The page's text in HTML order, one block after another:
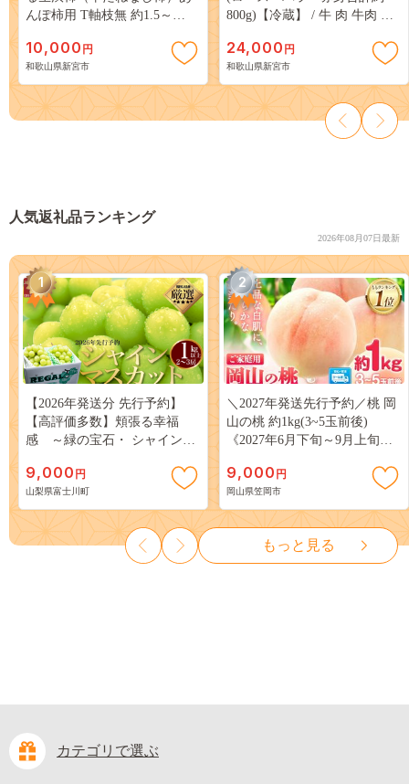
んぽ柿用 T軸枝無 約1.5～
旬～順次発送＞-
AP【art018B】
10,000 円
和歌山県新宮市
800g)【冷蔵】 / 牛 肉 牛肉 紀
き肉 800g【tnk130-1】
24,000 円
和歌山県新宮市
人気返礼品ランキング
2026年08月07日最新
1
【2026年発送分 先行予約】
【高評価多数】頬張る幸福
感 ～緑の宝石・ シャインマ
３房） フルーツ 山梨県産 果
物 くだもの シャイン マスカ
ット ぶどう ブドウ 葡萄 大粒
種なし 先行予約 富士川町
10000円 一万円 9000円 九千円
9,000 円
山梨県富士川町
2
＼2027年発送先行予約／桃 岡
山の桃 約1kg(3~5玉前後)
《2027年6月下旬～9月上旬頃
岡山 はくとう スイーツ フル
ーツ 果物 デザート 旬 モモ も
も 先行予約 送料無料 果物 岡
山県 笠岡市 清水白桃 白鳳 白
麗 クール便---
kasaoka_zsy_419_100---
9,000 円
岡山県笠岡市
もっと見る
カテゴリで選ぶ